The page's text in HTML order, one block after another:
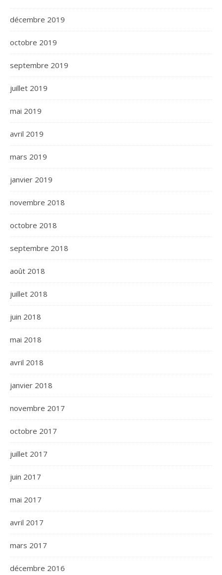
décembre 2019
octobre 2019
septembre 2019
juillet 2019
mai 2019
avril 2019
mars 2019
janvier 2019
novembre 2018
octobre 2018
septembre 2018
août 2018
juillet 2018
juin 2018
mai 2018
avril 2018
janvier 2018
novembre 2017
octobre 2017
juillet 2017
juin 2017
mai 2017
avril 2017
mars 2017
décembre 2016